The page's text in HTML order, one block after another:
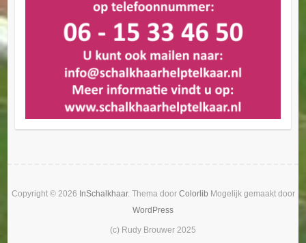
Copyright © 2026 InSchalkhaar. Thema door Colorlib Mogelijk gemaakt door
WordPress
(c) Rudy Brouwer 2025